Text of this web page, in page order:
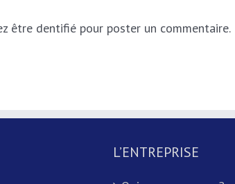
être dentifié pour poster un commentaire.
L’ENTREPRISE